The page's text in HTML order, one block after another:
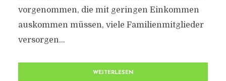
vorgenommen, die mit geringen Einkommen
auskommen müssen, viele Familienmitglieder
versorgen...
WEITERLESEN